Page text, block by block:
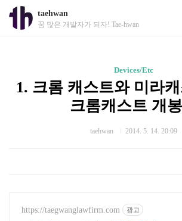
taehwan
꿈 많은 개발자가 되자! Tae-hwan
Devices/Etc
1. 크롬 캐스트와 미라
크롬캐스트 개봉
taehwan 2014. 5. 14. 20:09
https://taegwanglawfirm.com 광고